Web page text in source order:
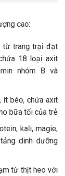
cao:
từ trang trại đạt
18 loại axit
nhóm B và
ít béo, chứa axit
bữa tối của trẻ
kali, magie,
dinh dưỡng
từ thịt heo với